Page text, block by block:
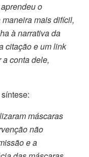
o
mais difícil,
à narrativa da
citação e um link
conta dele,
máscaras
não
e a